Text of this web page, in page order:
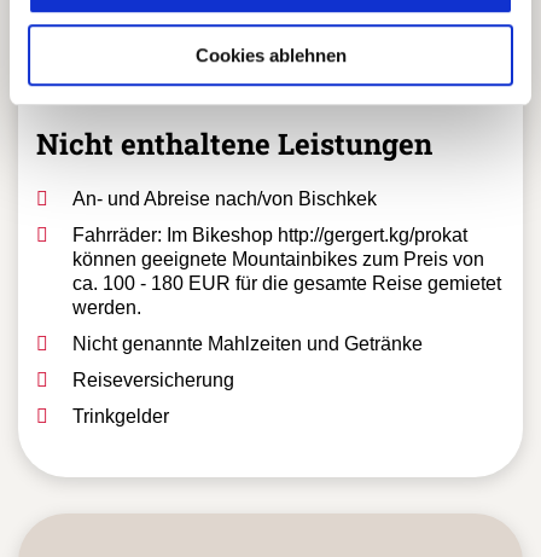
Cookies ablehnen
Kaffee)
Begleitmannschaft (Koch, Servicekraft und Fahrer)
Nicht enthaltene Leistungen
An- und Abreise nach/von Bischkek
Fahrräder: Im Bikeshop http://gergert.kg/prokat
können geeignete Mountainbikes zum Preis von
ca. 100 - 180 EUR für die gesamte Reise gemietet
werden.
Nicht genannte Mahlzeiten und Getränke
Reiseversicherung
Trinkgelder